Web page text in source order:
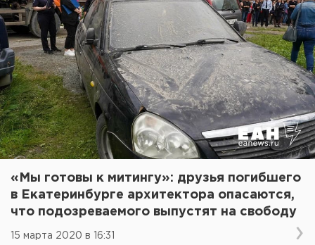
«Мы готовы к митингу»: друзья погибшего
в Екатеринбурге архитектора опасаются,
что подозреваемого выпустят на свободу
15 марта 2020 в 16:31